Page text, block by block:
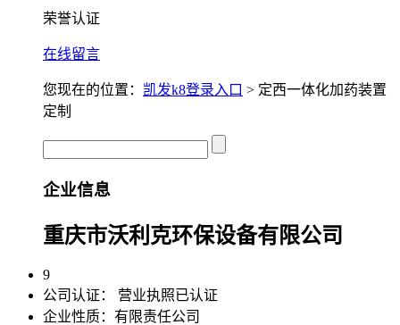
荣誉认证
在线留言
您现在的位置： 凯发k8登录入口 > 定西一体化加药装置
定制
企业信息
重庆市沃利克环保设备有限公司
9
公司认证：
营业执照已认证
企业性质：有限责任公司